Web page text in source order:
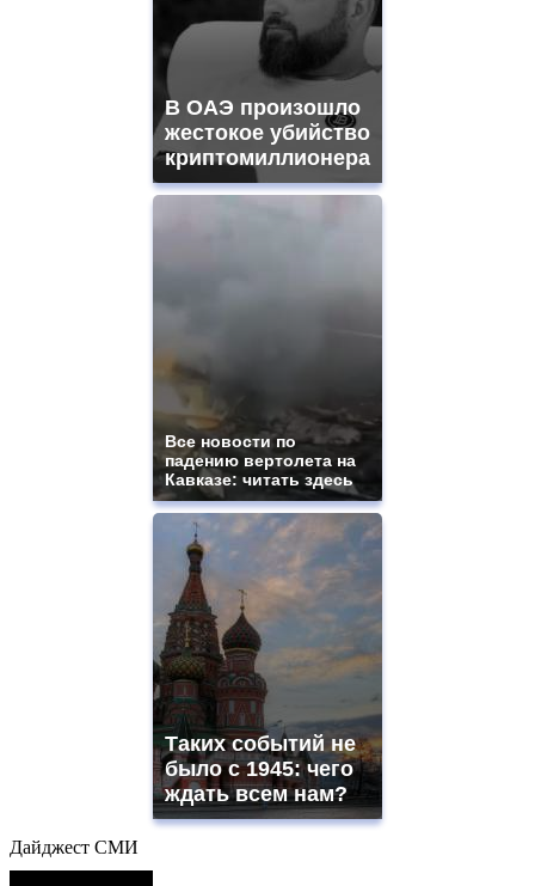
В ОАЭ произошло
жестокое убийство
криптомиллионера
Все новости по
падению вертолета на
Кавказе: читать здесь
Таких событий не
было с 1945: чего
ждать всем нам?
Дайджест СМИ